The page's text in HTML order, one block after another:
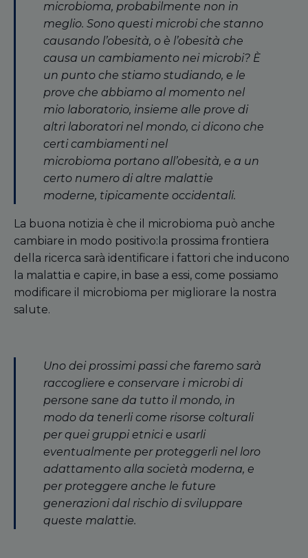
microbioma, probabilmente non in
meglio. Sono questi microbi che stanno
causando l’obesità, o è l’obesità che
causa un cambiamento nei microbi? È
un punto che stiamo studiando, e le
prove che abbiamo al momento nel
mio laboratorio, insieme alle prove di
altri laboratori nel mondo, ci dicono che
certi cambiamenti nel
microbioma portano all’obesità, e a un
certo numero di altre malattie
moderne, tipicamente occidentali.
La buona notizia è che il microbioma può anche
cambiare in modo positivo:la prossima frontiera
della ricerca sarà identificare i fattori che inducono
la malattia e capire, in base a essi, come possiamo
modificare il microbioma per migliorare la nostra
salute.
Uno dei prossimi passi che faremo sarà
raccogliere e conservare i microbi di
persone sane da tutto il mondo, in
modo da tenerli come risorse colturali
per quei gruppi etnici e usarli
eventualmente per proteggerli nel loro
adattamento alla società moderna, e
per proteggere anche le future
generazioni dal rischio di sviluppare
queste malattie.